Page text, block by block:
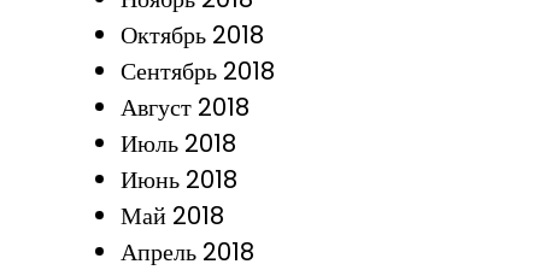
Октябрь 2018
Сентябрь 2018
Август 2018
Июль 2018
Июнь 2018
Май 2018
Апрель 2018